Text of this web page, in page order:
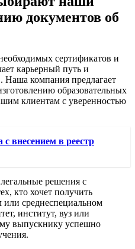
документов об
сертификатов и
карьерный путь и
Наша компания предлагает
образовательных
клиентам с уверенностью
внесением в реестр
решения с
кто хочет получить
среднеспециальном
институт, вуз или
выпускнику успешно